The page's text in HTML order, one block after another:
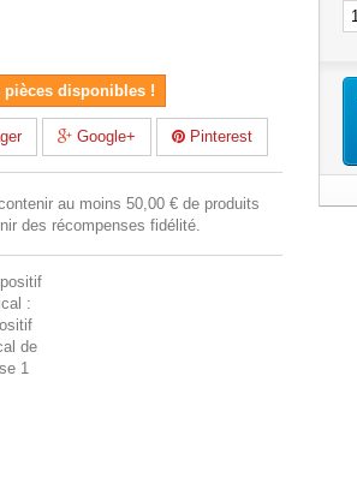
disponibles !
Google+ Pinterest
au moins 50,00 € de produits
des récompenses fidélité.